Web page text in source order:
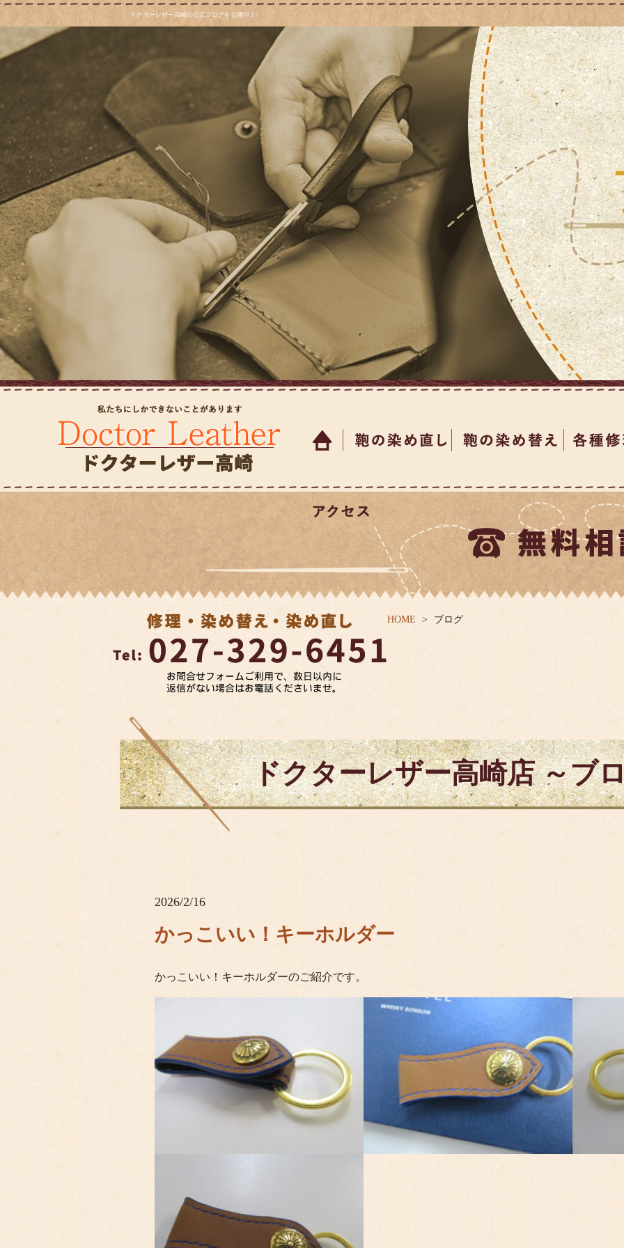
ドクターレザー高崎の公式ブログを公開中！
HOME ブログ
ドクターレザー高崎店 ～ブ
2026/2/16
かっこいい！キーホルダー
かっこいい！キーホルダーのご紹介です。